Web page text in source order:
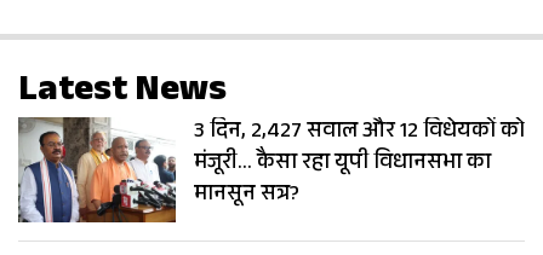
Latest News
3 दिन, 2,427 सवाल और 12 विधेयकों को
मंजूरी… कैसा रहा यूपी विधानसभा का
मानसून सत्र?